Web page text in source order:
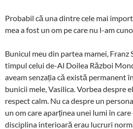
Probabil că una dintre cele mai
mea a fost un om pe care nu l-am
Bunicul meu din partea mamei, Franz
timpul celui de-Al Doilea Război
aveam senzația că există permanent
bunicii mele, Vasilica. Vorbea despre
respect calm. Nu ca despre un
un om care aparținea unei lumi în
disciplina interioară erau lucruri